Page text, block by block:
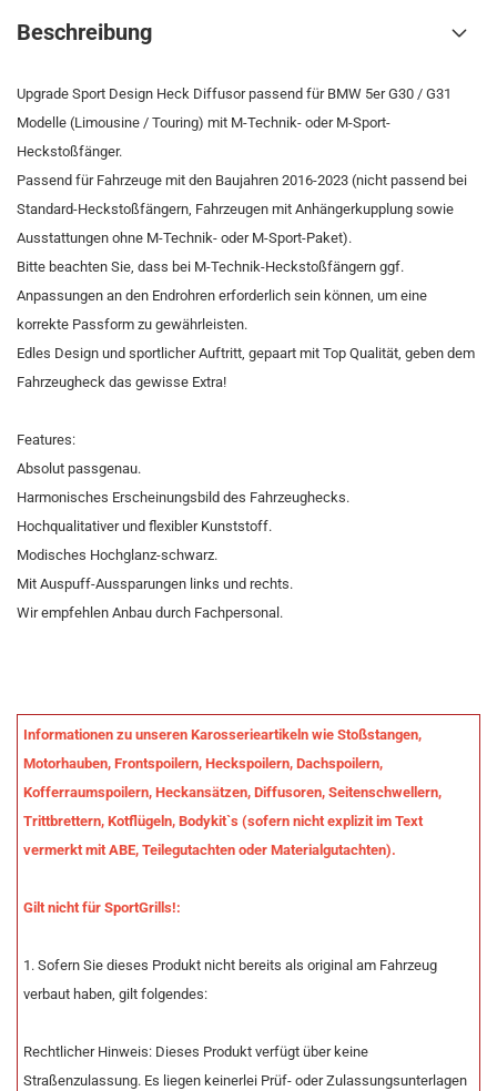
Beschreibung
Upgrade Sport Design Heck Diffusor passend für BMW 5er G30 / G31
Modelle (Limousine / Touring) mit M-Technik- oder M-Sport-
Heckstoßfänger.
Passend für Fahrzeuge mit den Baujahren 2016-2023 (nicht passend bei
Standard-Heckstoßfängern, Fahrzeugen mit Anhängerkupplung sowie
Ausstattungen ohne M-Technik- oder M-Sport-Paket).
Bitte beachten Sie, dass bei M-Technik-Heckstoßfängern ggf.
Anpassungen an den Endrohren erforderlich sein können, um eine
korrekte Passform zu gewährleisten.
Edles Design und sportlicher Auftritt, gepaart mit Top Qualität, geben dem
Fahrzeugheck das gewisse Extra!
Features:
Absolut passgenau.
Harmonisches Erscheinungsbild des Fahrzeughecks.
Hochqualitativer und flexibler Kunststoff.
Modisches Hochglanz-schwarz.
Mit Auspuff-Aussparungen links und rechts.
Wir empfehlen Anbau durch Fachpersonal.
Informationen zu unseren Karosserieartikeln wie Stoßstangen,
Motorhauben, Frontspoilern, Heckspoilern, Dachspoilern,
Kofferraumspoilern, Heckansätzen, Diffusoren, Seitenschwellern,
Trittbrettern, Kotflügeln, Bodykit`s (sofern nicht explizit im Text
vermerkt mit ABE, Teilegutachten oder Materialgutachten).
Gilt nicht für SportGrills!:
1. Sofern Sie dieses Produkt nicht bereits als original am Fahrzeug
verbaut haben, gilt folgendes:
Rechtlicher Hinweis: Dieses Produkt verfügt über keine
Straßenzulassung. Es liegen keinerlei Prüf- oder Zulassungsunterlagen